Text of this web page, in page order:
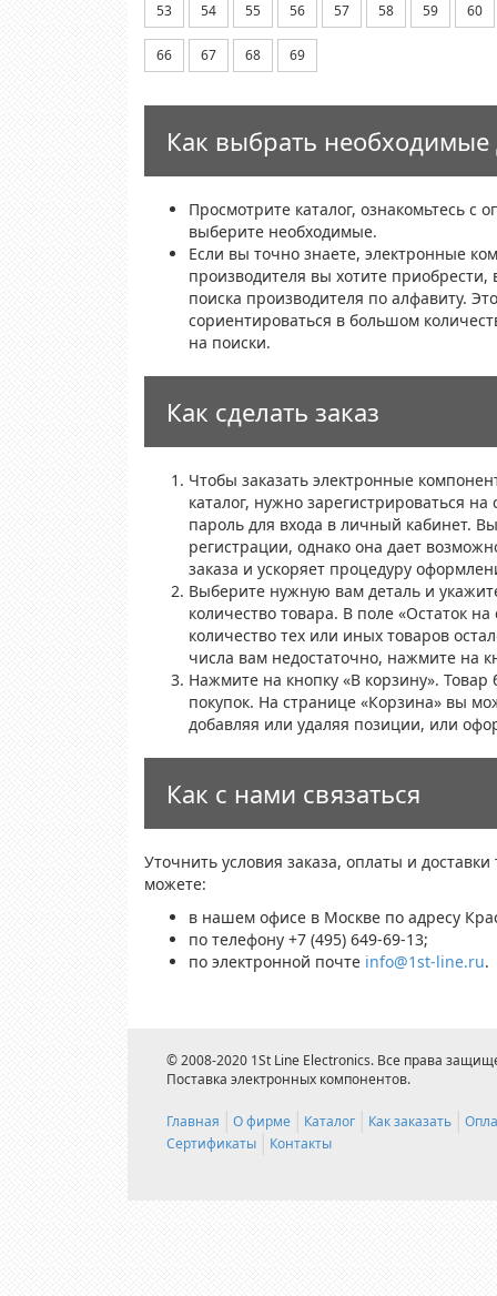
53 54 55 56 57 58 59 60
66 67 68 69
Как выбрать необходимые
Просмотрите каталог, ознакомьтесь с
выберите необходимые.
Если вы точно знаете, электронные
производителя вы хотите приобрести,
поиска производителя по алфавиту.
сориентироваться в большом
на поиски.
Как сделать заказ
Чтобы заказать электронные
каталог, нужно зарегистрироваться
пароль для входа в личный кабинет.
регистрации, однако она дает
заказа и ускоряет процедуру
Выберите нужную вам деталь и
количество товара. В поле «Остаток
количество тех или иных товаров
числа вам недостаточно, нажмите на
Нажмите на кнопку «В корзину». Товар
покупок. На странице «Корзина» вы
добавляя или удаляя позиции, или
Как с нами связаться
Уточнить условия заказа, оплаты и
можете:
в нашем офисе в Москве по адресу
по телефону +7 (495) 649-69-13;
по электронной почте info@1st-line.ru.
© 2008-2020 1St Line Electronics. Все права
Поставка электронных компонентов.
Главная О фирме Каталог Как заказать
Сертификаты
Контакты